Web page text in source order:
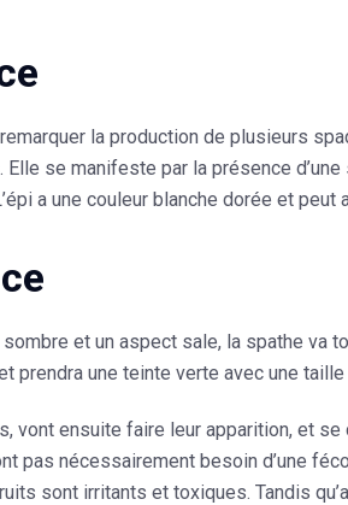
la production de plusieurs
se manifeste par la présence d’une
a une couleur blanche dorée et peut
et un aspect sale, la spathe va
prendra une teinte verte avec une
vont ensuite faire leur apparition, et
pas nécessairement besoin d’une
sont irritants et toxiques. Tandis